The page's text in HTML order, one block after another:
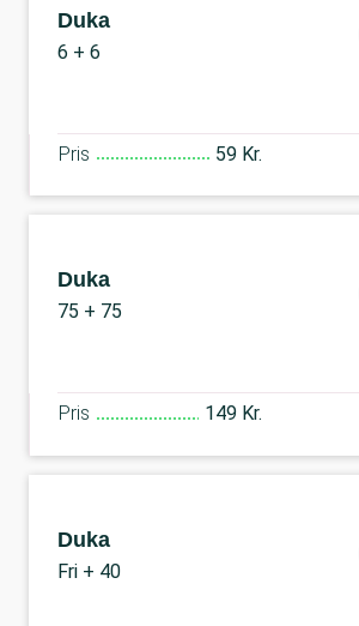
Duka
6 + 6
Pris 59 Kr.
Duka
75 + 75
Pris 149 Kr.
Duka
Fri + 40